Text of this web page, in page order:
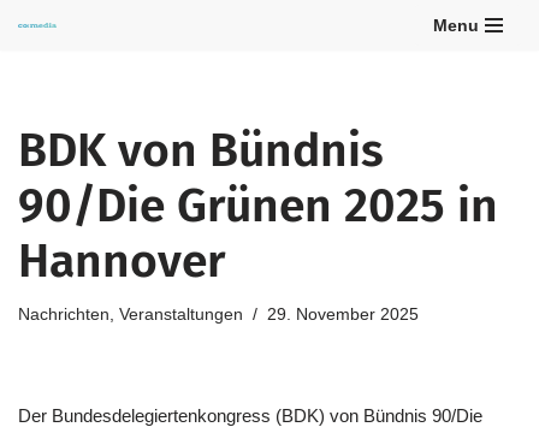
Menu
BDK von Bündnis
90/Die Grünen 2025 in
Hannover
Nachrichten, Veranstaltungen 29. November 2025
Der Bundesdelegiertenkongress (BDK) von Bündnis 90/Die